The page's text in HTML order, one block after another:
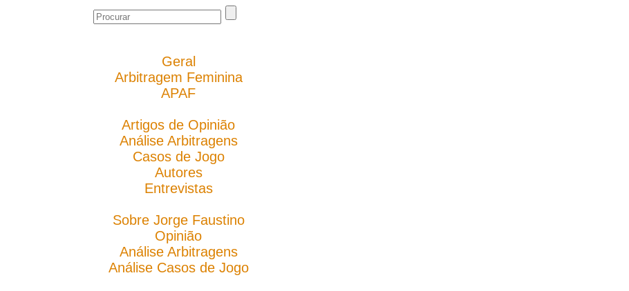
Geral
Arbitragem Feminina
APAF
Artigos de Opinião
Análise Arbitragens
Casos de Jogo
Autores
Entrevistas
Sobre Jorge Faustino
Opinião
Análise Arbitragens
Análise Casos de Jogo